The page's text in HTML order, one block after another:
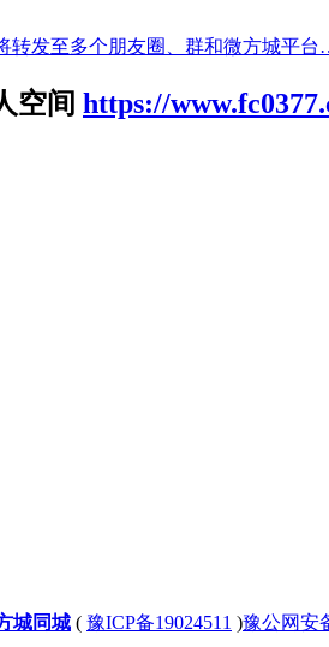
转发至多个朋友圈、群和微方城平
空间 https://
城同城 ( 豫ICP备19024511 )豫公网安